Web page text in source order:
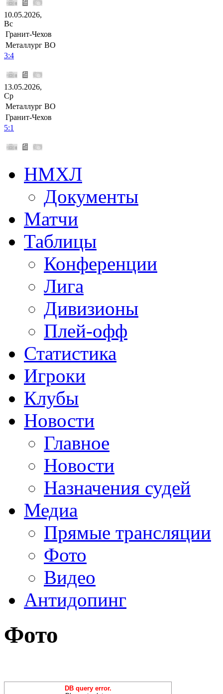
10.05.2026,
Вс
Гранит-Чехов
Металлург ВО
3:4
13.05.2026,
Ср
Металлург ВО
Гранит-Чехов
5:1
НМХЛ
Документы
Матчи
Таблицы
Конференции
Лига
Дивизионы
Плей-офф
Статистика
Игроки
Клубы
Новости
Главное
Новости
Назначения судей
Медиа
Прямые трансляции
Фото
Видео
Антидопинг
Фото
DB query error.